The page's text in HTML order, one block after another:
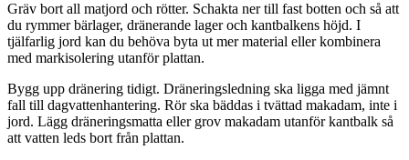
Gräv bort all matjord och rötter. Schakta ner till fast botten och så att
du rymmer bärlager, dränerande lager och kantbalkens höjd. I
tjälfarlig jord kan du behöva byta ut mer material eller kombinera
med markisolering utanför plattan.
Bygg upp dränering tidigt. Dräneringsledning ska ligga med jämnt
fall till dagvattenhantering. Rör ska bäddas i tvättad makadam, inte i
jord. Lägg dräneringsmatta eller grov makadam utanför kantbalk så
att vatten leds bort från plattan.